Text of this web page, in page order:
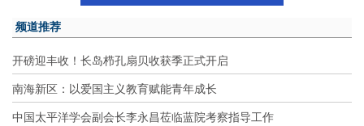
频道推荐
开磅迎丰收！长岛栉孔扇贝收获季正式开启
南海新区：以爱国主义教育赋能青年成长
中国太平洋学会副会长李永昌莅临蓝院考察指导工作